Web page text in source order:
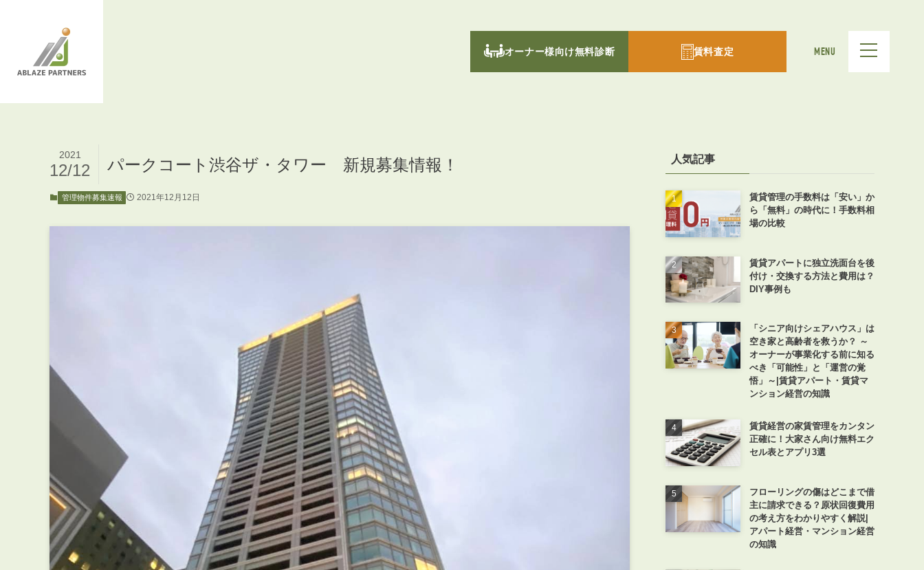
オーナー様向け無料診断 賃料査定 MENU
パークコート渋谷ザ・タワー 新規募集情報！
2021
12/12
管理物件募集速報 2021年12月12日
人気記事
賃貸管理の手数料は「安い」か
ら「無料」の時代に！手数料相
場の比較
賃貸アパートに独立洗面台を後
付け・交換する方法と費用は？
DIY事例も
「シニア向けシェアハウス」は
空き家と高齢者を救うか？ ～
オーナーが事業化する前に知る
べき「可能性」と「運営の覚
悟」～|賃貸アパート・賃貸マ
ンション経営の知識
賃貸経営の家賃管理をカンタン
正確に！大家さん向け無料エク
セル表とアプリ3選
フローリングの傷はどこまで借
主に請求できる？原状回復費用
の考え方をわかりやすく解説|
アパート経営・マンション経営
の知識